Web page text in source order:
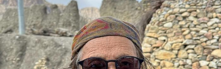
Leben.
Shades of Love ist eine gemeinnützige Organisation,